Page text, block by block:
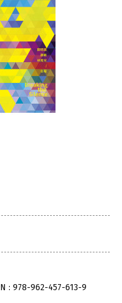
: 978-962-457-613-9